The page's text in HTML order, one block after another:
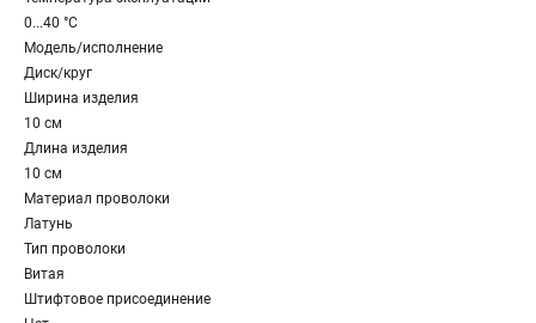
0...40 °C
Модель/исполнение
Диск/круг
Ширина изделия
10 см
Длина изделия
10 см
Материал проволоки
Латунь
Тип проволоки
Витая
Штифтовое присоединение